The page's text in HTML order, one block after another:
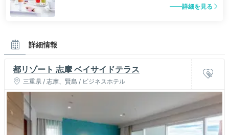
詳細を見る
詳細情報
都リゾート 志摩 ベイサイドテラス
三重県 / 志摩、賢島 / ビジネスホテル